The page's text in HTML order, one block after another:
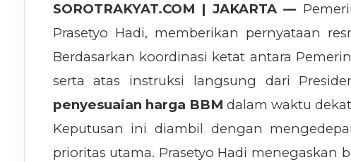
SOROTRAKYAT.COM | JAKARTA —
Prasetyo Hadi, memberikan pernyataan
Berdasarkan koordinasi ketat antara
serta atas instruksi langsung dari
penyesuaian harga BBM dalam waktu
Keputusan ini diambil dengan
prioritas utama. Prasetyo Hadi